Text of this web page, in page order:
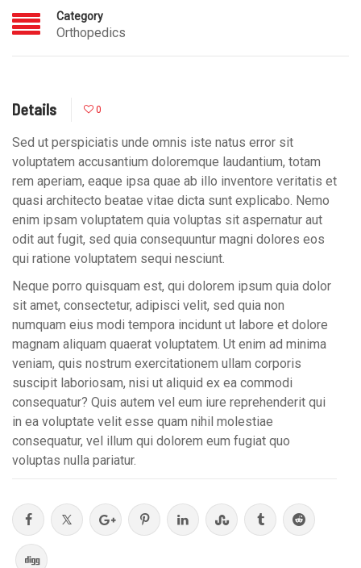
Category
Orthopedics
Details 0
Sed ut perspiciatis unde omnis iste natus error sit
voluptatem accusantium doloremque laudantium, totam
rem aperiam, eaque ipsa quae ab illo inventore veritatis et
quasi architecto beatae vitae dicta sunt explicabo. Nemo
enim ipsam voluptatem quia voluptas sit aspernatur aut
odit aut fugit, sed quia consequuntur magni dolores eos
qui ratione voluptatem sequi nesciunt.
Neque porro quisquam est, qui dolorem ipsum quia dolor
sit amet, consectetur, adipisci velit, sed quia non
numquam eius modi tempora incidunt ut labore et dolore
magnam aliquam quaerat voluptatem. Ut enim ad minima
veniam, quis nostrum exercitationem ullam corporis
suscipit laboriosam, nisi ut aliquid ex ea commodi
consequatur? Quis autem vel eum iure reprehenderit qui
in ea voluptate velit esse quam nihil molestiae
consequatur, vel illum qui dolorem eum fugiat quo
voluptas nulla pariatur.